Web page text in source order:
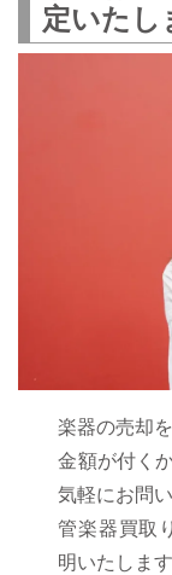
定いたし
楽器の売却
金額が付く
気軽にお問
管楽器買取
明いたします